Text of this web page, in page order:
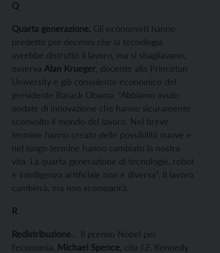
Q
Quarta generazione. Gli economisti hanno
predetto per decenni che la tecnologia
avrebbe distrutto il lavoro, ma si sbagliavano,
osserva Alan Krueger , docente alla Princeton
University e già consulente economico del
presidente Barack Obama. ”Abbiamo avuto
ondate di innovazione che hanno sicuramente
sconvolto il mondo del lavoro. Nel breve
termine hanno creato delle possibilità nuove e
nel lungo termine hanno cambiato la nostra
vita. La quarta generazione di tecnologie, robot
e intelligenza artificiale non è diversa”. Il lavoro
cambierà, ma non scomparirà.
R
Redistribuzione… Il premio Nobel per
l’economia, Michael Spence , cita J.F. Kennedy